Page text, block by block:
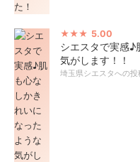
5.00
シエスタで実感♪
気がします！！
埼玉県シエスタへの投